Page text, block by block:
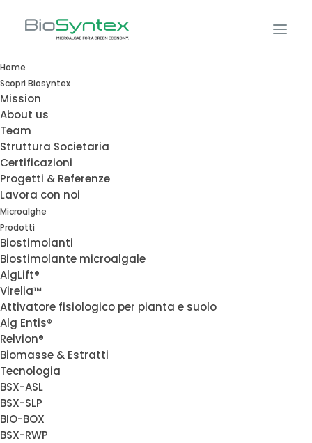
Home
Scopri Biosyntex
Mission
About us
Team
Struttura Societaria
Certificazioni
Progetti & Referenze
Lavora con noi
Microalghe
Prodotti
Biostimolanti
Biostimolante microalgale
AlgLift®
Virelia™
Attivatore fisiologico per pianta e suolo
Alg Entis®
Relvion®
Biomasse & Estratti
Tecnologia
BSX-ASL
BSX-SLP
BIO-BOX
BSX-RWP
Microalghe:
dai laboratori
BioSyntex al
mercato
Siamo un’
biotech
la ricerca in